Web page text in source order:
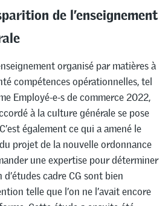
de l’enseignement
organisé par matières à
compétences opérationnelles, tel
Employé-e-s de commerce 2022,
à la culture générale se pose
également ce qui a amené le
projet de la nouvelle ordonnance
une expertise pour déterminer
cadre CG sont bien
telle que l’on ne l’avait encore